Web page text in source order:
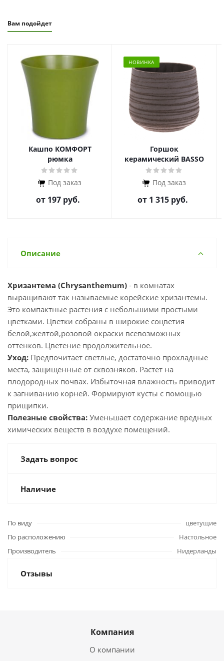
Вам подойдет
Кашпо КОМФОРТ
рюмка
Под заказ
от 197 руб.
НОВИНКА
Горшок
керамический BASSO
BASIC RIGATO
Под заказ
от 1 315 руб.
Описание
Хризантема (Chrysanthemum) - в комнатах
выращивают так называемые корейские хризантемы.
Это компактные растения с небольшими простыми
цветками. Цветки собраны в широкие соцветия
белой,желтой,розовой окраски всевозможных
оттенков. Цветение продолжительное.
Уход: Предпочитает светлые, достаточно прохладные
места, защищенные от сквозняков. Растет на
плодородных почвах. Избыточная влажность приводит
к загниванию корней. Формируют кусты с помощью
прищипки.
Полезные свойства: Уменьшает содержание вредных
химических веществ в воздухе помещений.
Задать вопрос
Наличие
По виду
цветущие
По расположению
Настольное
Производитель
Нидерланды
Отзывы
Компания
О компании